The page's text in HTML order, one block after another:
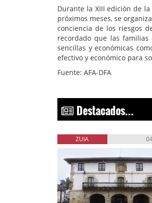
Durante la XIII edición de
próximos meses, se
conciencia de los riesgos
recordado que las
sencillas y económicas
efectivo y económico para
Fuente: AFA-DFA
Destacados...
ZUIA